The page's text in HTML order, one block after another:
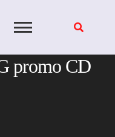
promo CD